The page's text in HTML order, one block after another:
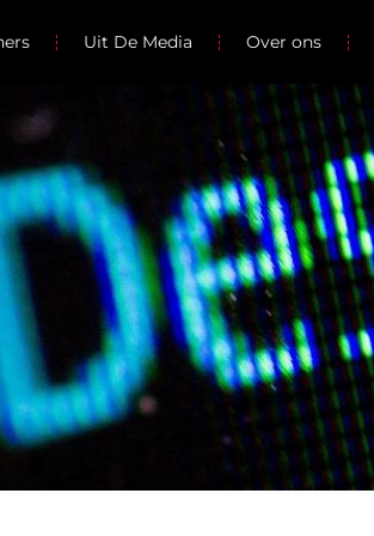
Uit De Media Over ons